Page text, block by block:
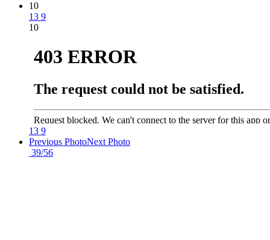
10
13 9
10
13 9
Previous PhotoNext Photo
39/56